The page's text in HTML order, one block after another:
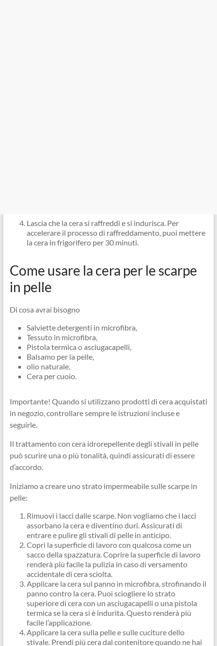
Lascia che la cera si raffreddi e si indurisca. Per
accelerare il processo di raffreddamento, puoi mettere
la cera in frigorifero per 30 minuti.
Come usare la cera per le scarpe
in pelle
Di cosa avrai bisogno
Salviette detergenti in microfibra,
Tessuto in microfibra,
Pistola termica o asciugacapelli,
Balsamo per la pelle,
olio naturale,
Cera per cuoio.
Importante! Quando si utilizzano prodotti di cera acquistati
in negozio, controllare sempre le istruzioni incluse e
seguirle.
Il trattamento con cera idrorepellente degli stivali in pelle
può scurire una o più tonalità, quindi assicurati di essere
d’accordo.
Iniziamo a creare uno strato impermeabile sulle scarpe in
pelle:
Rimuovi i lacci dalle scarpe. Non vogliamo che i lacci
assorbano la cera e diventino duri. Assicurati di
entrare e pulire gli stivali di pelle in anticipo.
Copri la superficie di lavoro con qualcosa come un
sacco della spazzatura. Coprire la superficie di lavoro
renderà più facile la pulizia in caso di versamento
accidentale di cera sciolta.
Applicare la cera sul panno in microfibra, strofinando il
panno contro la cera. Puoi sciogliere lo strato
superiore di cera con un asciugacapelli o una pistola
termica se la cera si è indurita. Questo renderà più
facile l’applicazione.
Applicare la cera sulla pelle e sulle cuciture dello
stivale. Prendi più cera dal contenitore quando ne hai